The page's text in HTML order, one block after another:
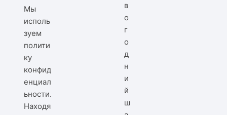
Мы
исполь
зуем
полити
ку
конфид
енциал
ьности.
Находя
в
о
г
о
д
н
и
й
ш